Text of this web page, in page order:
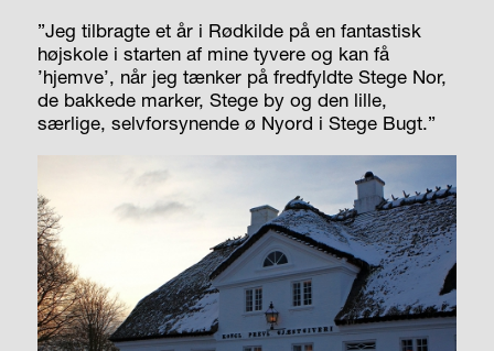
”Jeg tilbragte et år i Rødkilde på en fantastisk
højskole i starten af mine tyvere og kan få
’hjemve’, når jeg tænker på fredfyldte Stege Nor,
de bakkede marker, Stege by og den lille,
særlige, selvforsy­nende ø Nyord i Stege Bugt.”